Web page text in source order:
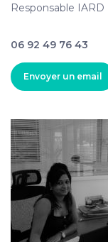
Responsable IARD
06 92 49 76 43
Envoyer un email